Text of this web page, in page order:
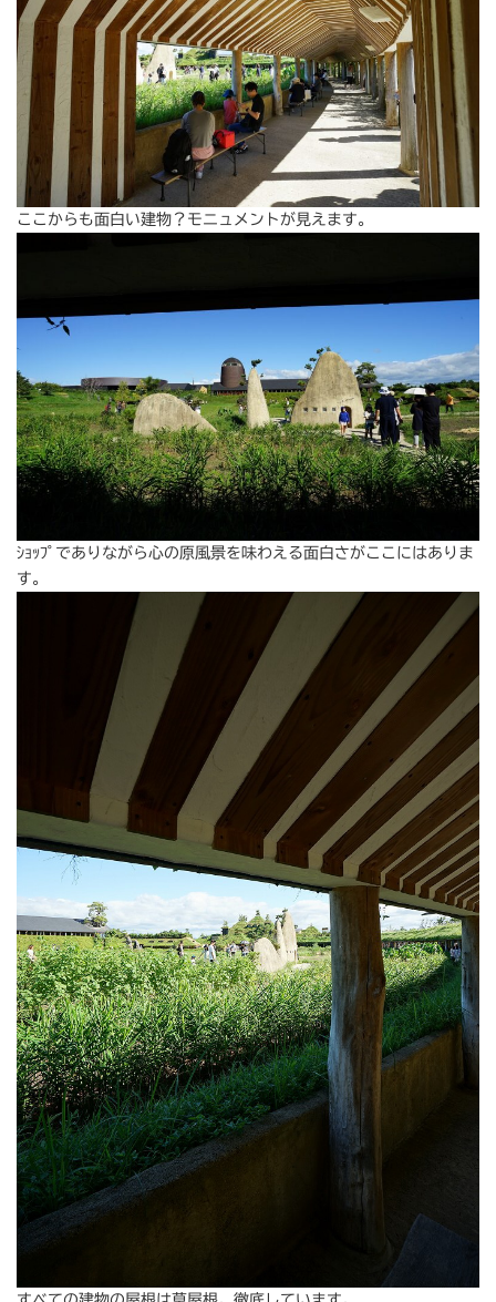
ここからも面白い建物？モニュメントが見えます。
ｼｮｯﾌﾟでありながら心の原風景を味わえる面白さがここにはありま
す。